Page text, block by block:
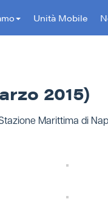
Unità Mobile
2015)
Marittima di